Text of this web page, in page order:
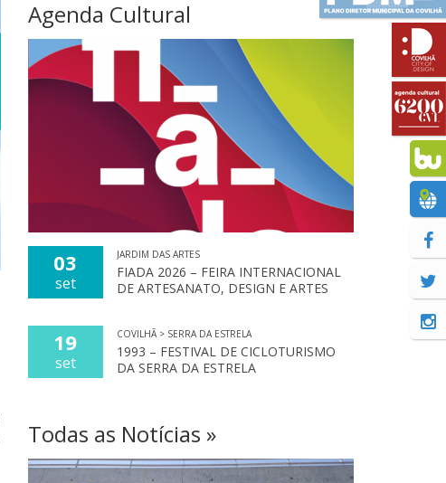
Agenda Cultural
03
set
JARDIM DAS ARTES
FIADA 2026 – FEIRA INTERNACIONAL
DE ARTESANATO, DESIGN E ARTES
19
set
COVILHÃ > SERRA DA ESTRELA
1993 – FESTIVAL DE CICLOTURISMO
DA SERRA DA ESTRELA
Todas as Notícias »